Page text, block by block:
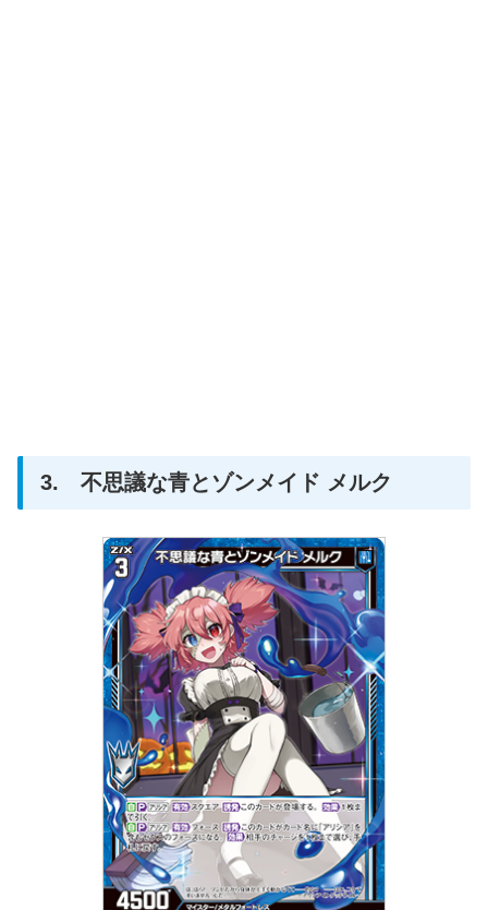
3. 不思議な青とゾンメイド メルク